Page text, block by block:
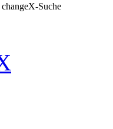
changeX-Suche